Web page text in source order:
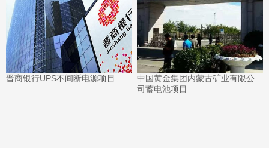
晋商银行UPS不间断电源项目
中国黄金集团内蒙古矿业有限公
司蓄电池项目